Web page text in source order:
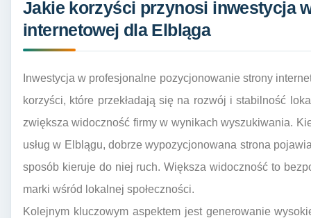
Jakie korzyści przynosi inwestycja
internetowej dla Elbląga
Inwestycja w profesjonalne pozycjonowanie strony
korzyści, które przekładają się na rozwój i stabilność
zwiększa widoczność firmy w wynikach wyszukiwania.
usług w Elblągu, dobrze wypozycjonowana strona
sposób kieruje do niej ruch. Większa widoczność to
marki wśród lokalnej społeczności.
Kolejnym kluczowym aspektem jest generowanie